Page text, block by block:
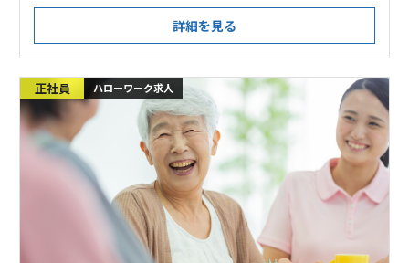
詳細を見る
正社員 ハローワーク求人